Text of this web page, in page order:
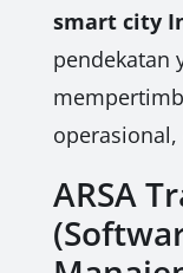
smart city
pendekatan
ARSA